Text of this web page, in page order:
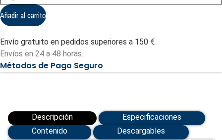
Smart
-
Grabador
NVR
cámaras
IP
gama
B2
(SF-
Añadir al carrito
Envío gratuito en pedidos superiores a 150 €
Envíos en 24 a 48 horas.
Métodos de Pago Seguro
Descripción
Especificaciones
Contenido
Descargables